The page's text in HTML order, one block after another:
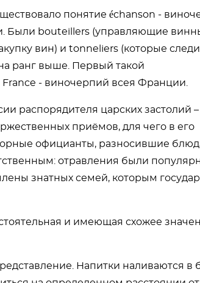
понятие échanson -
Были bouteillers (управляющие
вин) и tonneliers (которые
ранг выше. Первый такой
- виночерпий всея Франции.
распорядителя царских застолий –
приёмов, для чего в его
официанты, разносившие
отравления были
знатных семей, которым
и имеющая схожее
Напитки наливаются в